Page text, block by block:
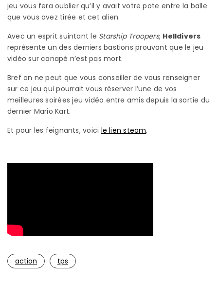
jeu vous fera oublier qu’il y avait votre pote entre la balle
que vous avez tirée et cet alien.
Avec un esprit suintant le Starship Troopers, Helldivers
représente un des derniers bastions prouvant que le jeu
vidéo sur canapé n’est pas mort.
Bref on ne peut que vous conseiller de vous renseigner
sur ce jeu qui pourrait vous réserver l’une de vos
meilleures soirées jeu vidéo entre amis depuis la sortie du
dernier Mario Kart.
Et pour les feignants, voici le lien steam.
action tps